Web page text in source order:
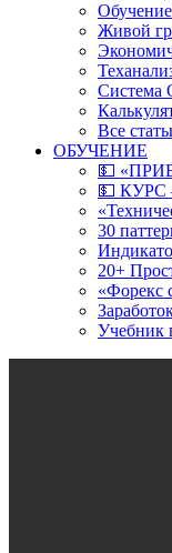
Живой
Система
Все
ОБУЧЕНИЕ
💵
💵
30
20+
«Форекс